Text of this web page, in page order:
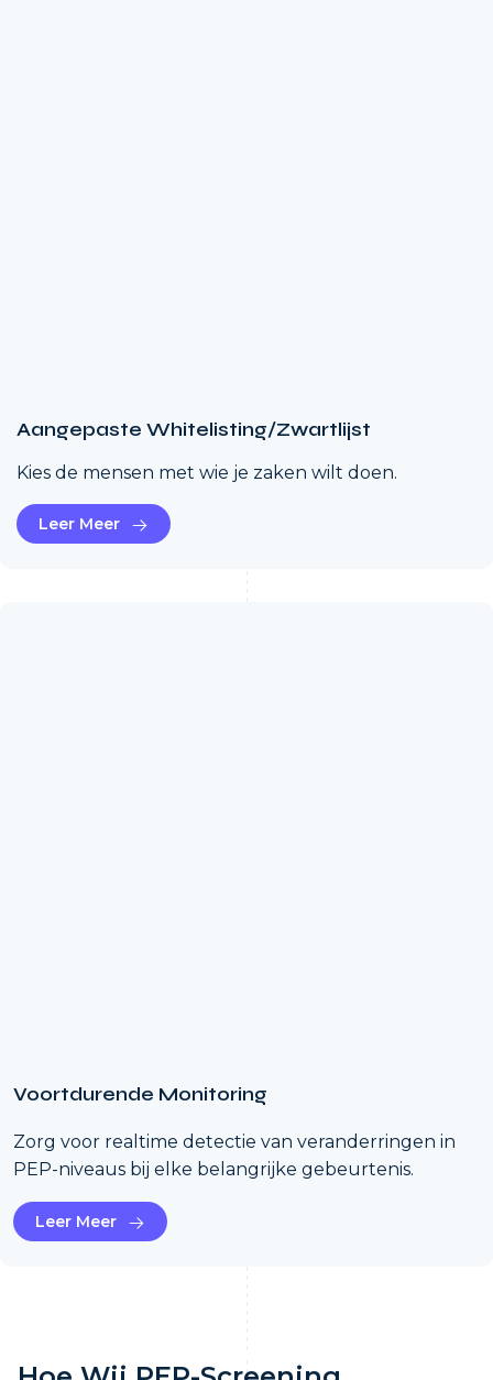
Aangepaste Whitelisting/Zwartlijst
Kies de mensen met wie je zaken wilt doen.
Leer Meer
Voortdurende Monitoring
Zorg voor realtime detectie van veranderringen in
PEP-niveaus bij elke belangrijke gebeurtenis.
Leer Meer